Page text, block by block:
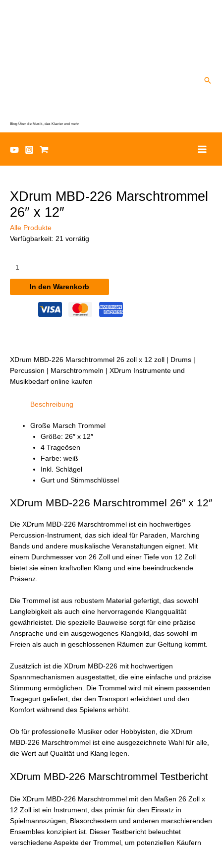
Blog Über die Musik, das Klavier und mehr
XDrum MBD-226 Marschtrommel
26″ x 12″
Alle Produkte
Verfügbarkeit: 21 vorrätig
MBD-
Marschtrommel
In den Warenkorb
XDrum MBD-226 Marschtrommel 26 zoll x 12 zoll | Drums |
Percussion | Marschtrommeln | XDrum Instrumente und
Musikbedarf online kaufen
Beschreibung
Große Marsch Trommel
Größe: 26″ x 12″
4 Trageösen
Farbe: weiß
Inkl. Schlägel
Gurt und Stimmschlüssel
XDrum MBD-226 Marschtrommel 26″ x 12″
Die XDrum MBD-226 Marschtrommel ist ein hochwertiges
Percussion-Instrument, das sich ideal für Paraden, Marching
Bands und andere musikalische Veranstaltungen eignet. Mit
einem Durchmesser von 26 Zoll und einer Tiefe von 12 Zoll
bietet sie einen kraftvollen Klang und eine beeindruckende
Präsenz.
Die Trommel ist aus robustem Material gefertigt, das sowohl
Langlebigkeit als auch eine hervorragende Klangqualität
gewährleistet. Die spezielle Bauweise sorgt für eine präzise
Ansprache und ein ausgewogenes Klangbild, das sowohl im
Freien als auch in geschlossenen Räumen zur Geltung kommt.
Zusätzlich ist die XDrum MBD-226 mit hochwertigen
Spannmechanismen ausgestattet, die eine einfache und präzise
Stimmung ermöglichen. Die Trommel wird mit einem passenden
Tragegurt geliefert, der den Transport erleichtert und den
Komfort während des Spielens erhöht.
Ob für professionelle Musiker oder Hobbyisten, die XDrum
MBD-226 Marschtrommel ist eine ausgezeichnete Wahl für alle,
die Wert auf Qualität und Klang legen.
XDrum MBD-226 Marschtrommel Testbericht
Die XDrum MBD-226 Marschtrommel mit den Maßen 26 Zoll x
12 Zoll ist ein Instrument, das primär für den Einsatz in
Spielmannszügen, Blasorchestern und anderen marschierenden
Ensembles konzipiert ist. Dieser Testbericht beleuchtet
verschiedene Aspekte der Trommel, um potenziellen Käufern